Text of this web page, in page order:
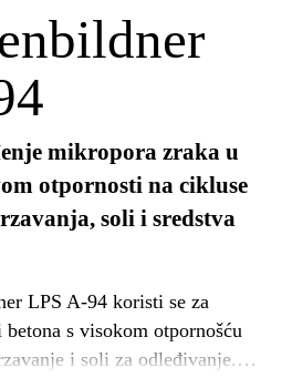
mikropora zraka u
otpornosti na cikluse
soli i sredstva
LPS A-94 koristi se za
s visokom otpornošću
i soli za odleđivanje.